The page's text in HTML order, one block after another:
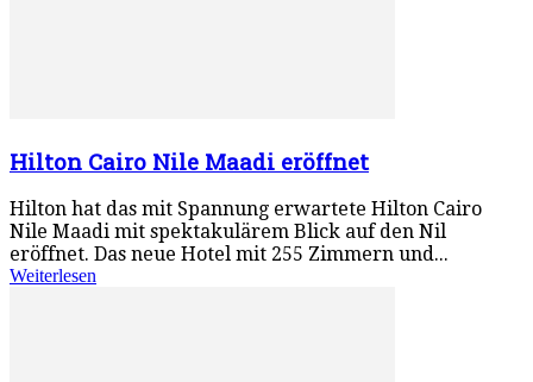
Hilton Cairo Nile Maadi eröffnet
Hilton hat das mit Spannung erwartete Hilton Cairo
Nile Maadi mit spektakulärem Blick auf den Nil
eröffnet. Das neue Hotel mit 255 Zimmern und...
Weiterlesen